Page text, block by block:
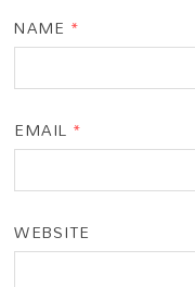
NAME *
EMAIL *
WEBSITE